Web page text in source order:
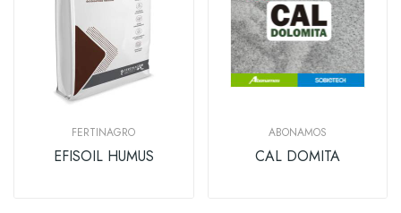
FERTINAGRO
EFISOIL HUMUS
ABONAMOS
CAL DOMITA